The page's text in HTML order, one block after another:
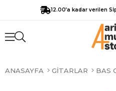
12.00’a kadar verilen
ANASAYFA GITARLAR BAS